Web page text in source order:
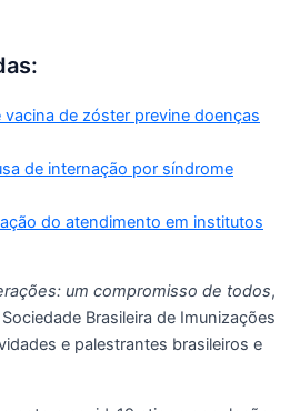
vacina de zóster previne doenças
de internação por síndrome
do atendimento em institutos
um compromisso de todos,
Brasileira de Imunizações
e palestrantes brasileiros e